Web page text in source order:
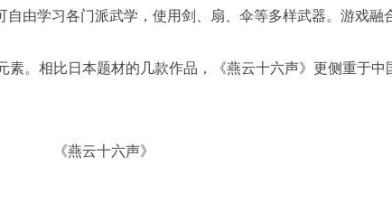
自由学习各门派武学，使用剑、扇、伞等多样武器。游戏
。相比日本题材的几款作品，《燕云十六声》更侧重于中
《燕云十六声》